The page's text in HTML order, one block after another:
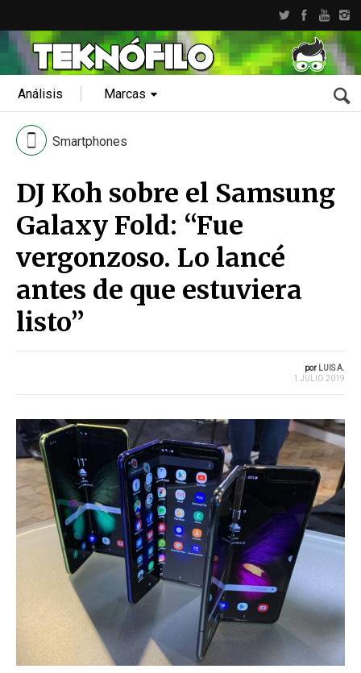
Análisis Marcas
Smartphones
DJ Koh sobre el Samsung
Galaxy Fold: “Fue
vergonzoso. Lo lancé
antes de que estuviera
listo”
por LUIS A.
1 JULIO 2019